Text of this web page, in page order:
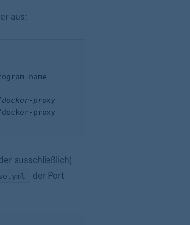
aus:
ausschließlich)
der Port